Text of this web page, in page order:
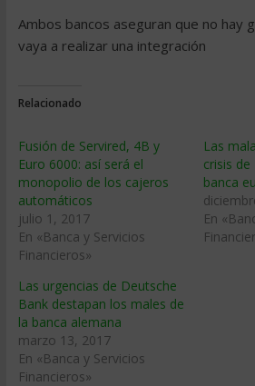
Ambos bancos aseguran que no hay
vaya a realizar una integración
Relacionado
Fusión de Servired, 4B y
Euro 6000: así será el
monopolio de los cajeros
automáticos
julio 1, 2017
En «Banca y Servicios
Financieros»
Las
crisis
banca
En
Las urgencias de Deutsche
Bank destapan los males de
la banca alemana
marzo 13, 2017
En «Banca y Servicios
Financieros»